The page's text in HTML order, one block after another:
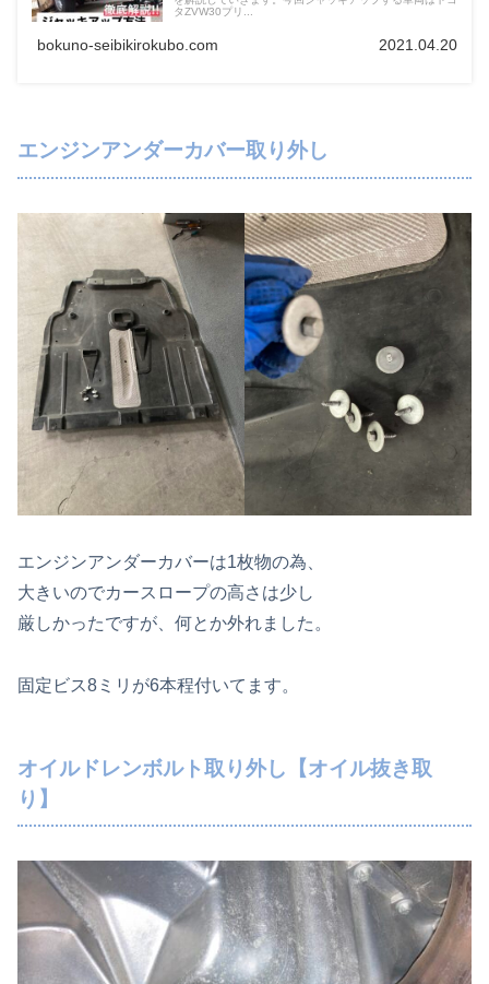
タZVW30プリ...
bokuno-seibikirokubo.com 2021.04.20
エンジンアンダーカバー取り外し
エンジンアンダーカバーは1枚物の為、
大きいのでカースロープの高さは少し
厳しかったですが、何とか外れました。
固定ビス8ミリが6本程付いてます。
オイルドレンボルト取り外し【オイル抜き取
り】